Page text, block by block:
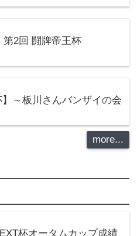
第2回 闘牌帝王杯
】～板川さんバンザイの会
more...
杯オータムカップ成績